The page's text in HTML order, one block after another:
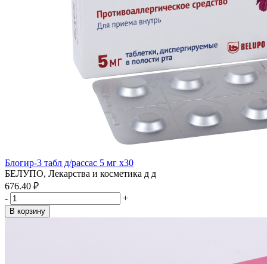
Блогир-3 табл д/рассас 5 мг x30
БЕЛУПО, Лекарства и косметика д д
676.40 ₽
-
+
В корзину